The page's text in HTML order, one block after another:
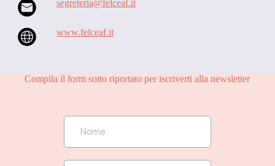
segreteria@felceaf.it
www.felceaf.it
Compila il form sotto riportato per iscriverti alla newsletter